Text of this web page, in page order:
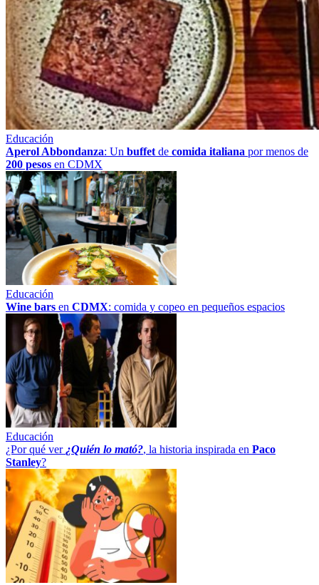
Educación
Aperol Abbondanza: Un buffet de comida italiana por menos de
200 pesos en CDMX
Educación
Wine bars en CDMX: comida y copeo en pequeños espacios
Educación
¿Por qué ver ¿Quién lo mató?, la historia inspirada en Paco
Stanley?